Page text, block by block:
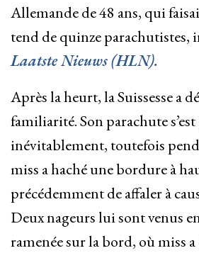
Allemande de 48 ans, qui
tend de quinze
Laatste Nieuws (HLN).
Après la heurt, la Suissesse a
familiarité. Son parachute
inévitablement, toutefois
miss a haché une bordure à
précédemment de affaler à
Deux nageurs lui sont venus
ramenée sur la bord, où miss